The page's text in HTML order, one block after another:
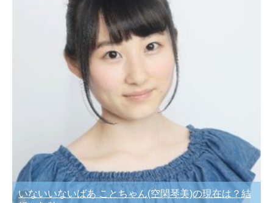
いないいないばあ ことちゃん(空閑琴美)の現在は？結